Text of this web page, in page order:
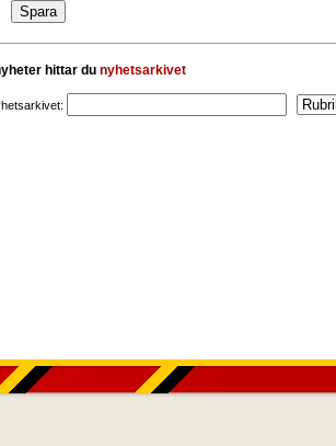
hittar du nyhetsarkivet